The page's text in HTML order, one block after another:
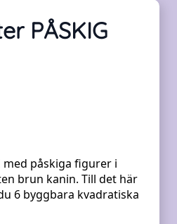
PÅSKIG
påskiga figurer i
brun kanin. Till det här
6 byggbara kvadratiska